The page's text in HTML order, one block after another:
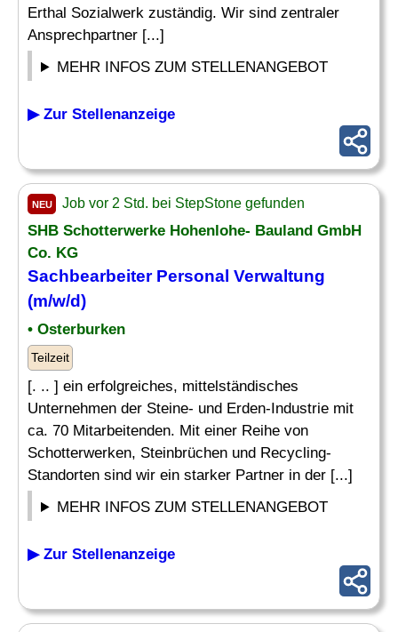
Erthal Sozialwerk zuständig. Wir sind zentraler
Ansprechpartner [...]
MEHR INFOS ZUM STELLENANGEBOT
▶ Zur Stellenanzeige
NEU Job vor 2 Std. bei StepStone gefunden
SHB Schotterwerke Hohenlohe- Bauland GmbH
Co. KG
SachbearbeiterPersonal Verwaltung
(m/w/d)
• Osterburken
Teilzeit
[. .. ] ein erfolgreiches, mittelständisches
Unternehmen der Steine- und Erden-Industrie mit
ca. 70 Mitarbeitenden. Mit einer Reihe von
Schotterwerken, Steinbrüchen und Recycling-
Standorten sind wir ein starker Partner in der [...]
MEHR INFOS ZUM STELLENANGEBOT
▶ Zur Stellenanzeige